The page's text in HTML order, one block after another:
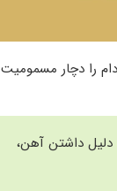
را دچار مسمومیت
دلیل داشتن آهن،